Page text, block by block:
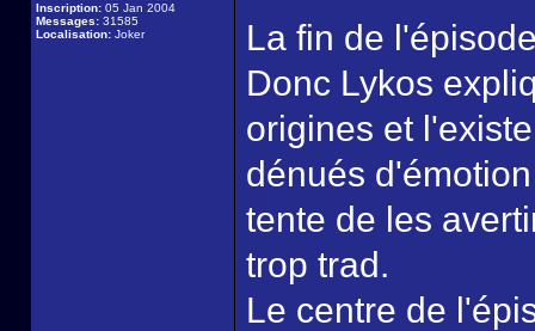
Inscription: 05 Jan 2004
Messages: 31585
Localisation: Joker
La fin de
Donc Lykos
origines et
dénués
tente de les
trop trad.
Le centre de